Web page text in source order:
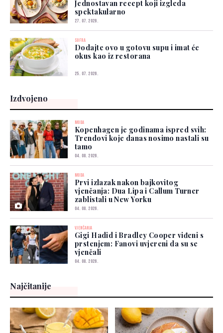
Jednostavan recept koji izgleda
spektakularno
27. 07. 2026.
SOFRA
Dodajte ovo u gotovu supu i imat će
okus kao iz restorana
25. 07. 2026.
Izdvojeno
MODA
Kopenhagen je godinama ispred svih:
Trendovi koje danas nosimo nastali su
tamo
04. 08. 2026.
MODA
Prvi izlazak nakon bajkovitog
vjenčanja: Dua Lipa i Callum Turner
zablistali u New Yorku
04. 08. 2026.
VJENČANJA
Gigi Hadid i Bradley Cooper viđeni s
prstenjem: Fanovi uvjereni da su se
vjenčali
04. 08. 2026.
Najčitanije